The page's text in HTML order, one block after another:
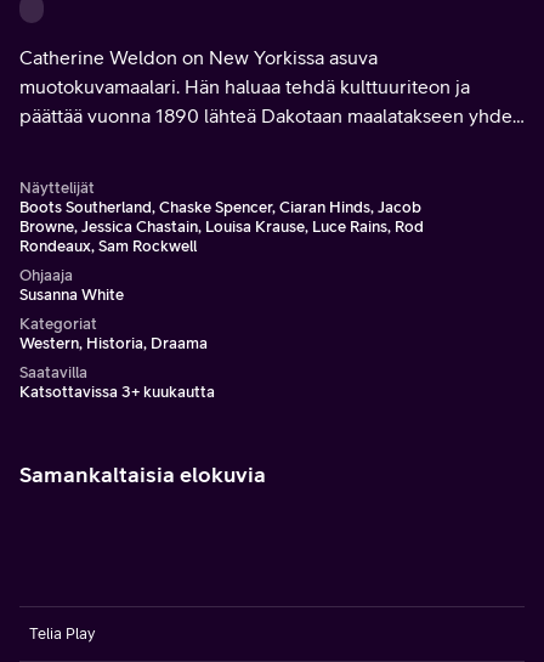
Catherine Weldon on New Yorkissa asuva
muotokuvamaalari. Hän haluaa tehdä kulttuuriteon ja
päättää vuonna 1890 lähteä Dakotaan maalatakseen yhden
Näyttelijät
Boots Southerland, Chaske Spencer, Ciaran Hinds, Jacob
Browne, Jessica Chastain, Louisa Krause, Luce Rains, Rod
Rondeaux, Sam Rockwell
Ohjaaja
Susanna White
Kategoriat
Western, Historia, Draama
Saatavilla
Katsottavissa 3+ kuukautta
Samankaltaisia elokuvia
Telia Play